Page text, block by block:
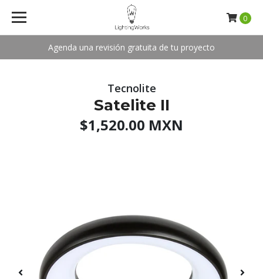
Agenda una revisión gratuita de tu proyecto
0
Tecnolite
Satelite II
$1,520.00 MXN